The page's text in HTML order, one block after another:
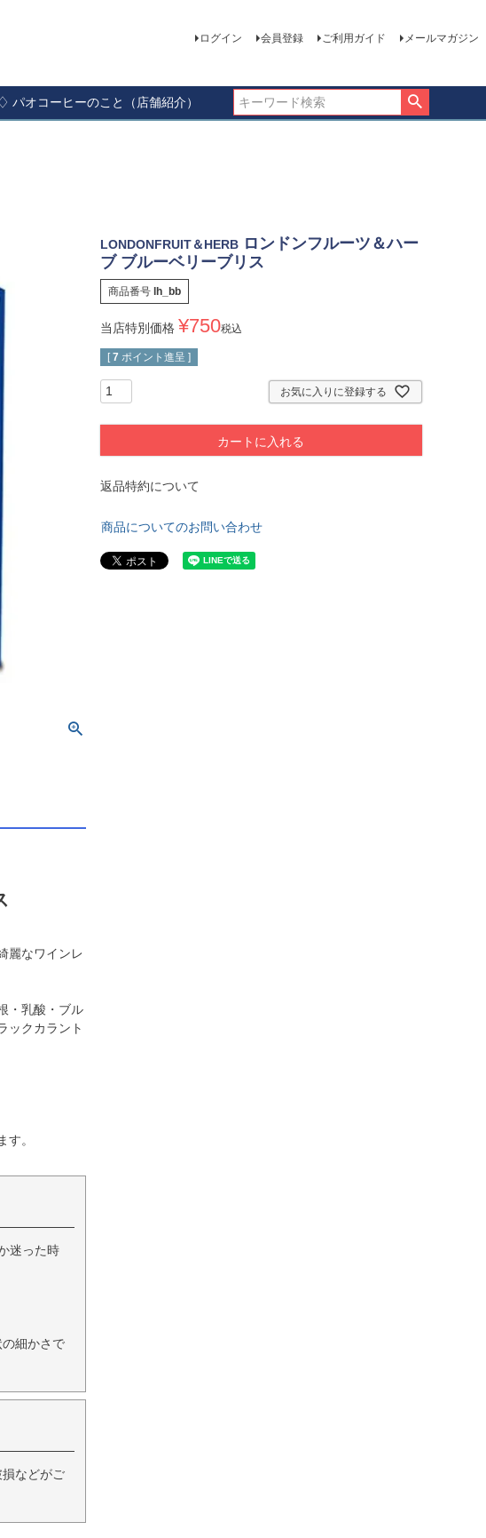
ログイン 会員登録 ご利用ガイド メールマガジン
パオコーヒーのこと（店舗紹介）
麗なワインレ
・乳酸・ブル
ックカラント
。
迷った時
細かさで
などがご
LONDONFRUIT＆HERB ロンドンフルーツ＆ハー
ブ ブルーベリーブリス
商品番号 lh_bb
当店特別価格 ¥750税込
[ 7 ポイント進呈 ]
お気に入りに登録する
カートに入れる
返品特約について
商品についてのお問い合わせ